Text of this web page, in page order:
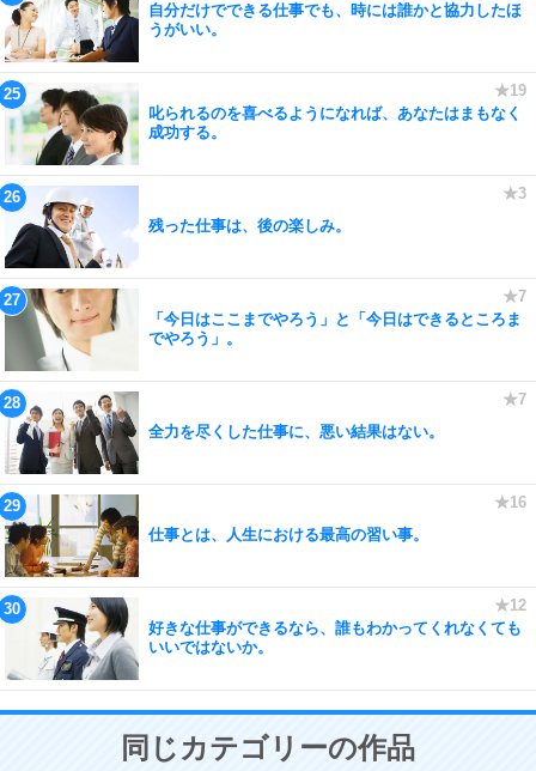
自分だけでできる仕事でも、時には誰かと協力したほ
うがいい。
叱られるのを喜べるようになれば、あなたはまもなく
成功する。
残った仕事は、後の楽しみ。
「今日はここまでやろう」と「今日はできるところま
でやろう」。
全力を尽くした仕事に、悪い結果はない。
仕事とは、人生における最高の習い事。
好きな仕事ができるなら、誰もわかってくれなくても
いいではないか。
同じカテゴリーの作品